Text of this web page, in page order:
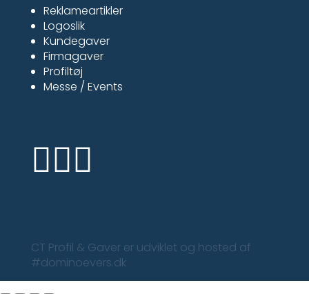
Reklameartikler
Logoslik
Kundegaver
Firmagaver
Profiltøj
Messe / Events

CT Profil & Gaver er udviklet og hosted af
#dominoevers.dk